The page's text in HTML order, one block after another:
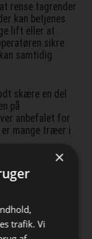
rense tagrender
kan betjenes
lift eller at
sikre
samtidig
skære en del
på
anbefalet for
mange træer i
Klik her og få
×
trafik. Vi